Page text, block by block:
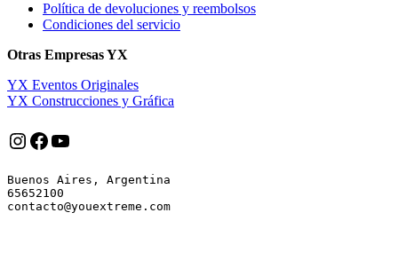
Política de devoluciones y reembolsos
Condiciones del servicio
Otras Empresas YX
YX Eventos Originales
YX Construcciones y Gráfica
Instagram
Facebook
YouTube
Buenos Aires, Argentina
65652100